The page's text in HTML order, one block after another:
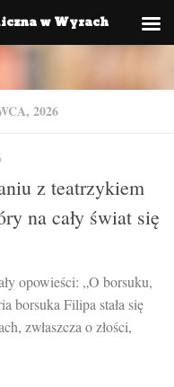
2026
z teatrzykiem
na cały świat się
opowieści: „O borsuku,
borsuka Filipa stała się
zwłaszcza o złości,
w Wyrach